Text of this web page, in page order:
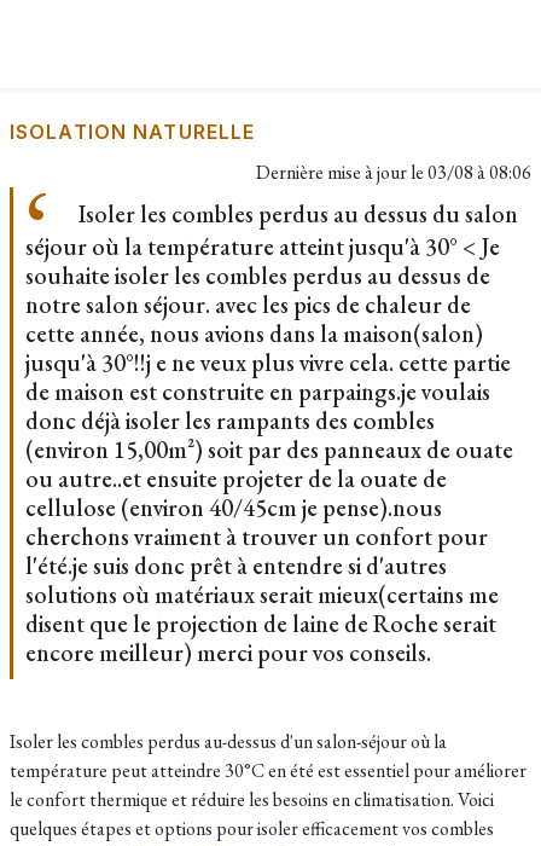
ISOLATION NATURELLE
Dernière mise à jour le03/08 à 08:06
Isoler les combles perdus au dessus du salon
séjour où la température atteint jusqu'à 30° < Je
souhaite isoler les combles perdus au dessus de
notre salon séjour. avec les pics de chaleur de
cette année, nous avions dans la maison(salon)
jusqu'à 30°!!j e ne veux plus vivre cela. cette partie
de maison est construite en parpaings.je voulais
donc déjà isoler les rampants des combles
(environ 15,00m²) soit par des panneaux de ouate
ou autre..et ensuite projeter de la ouate de
cellulose (environ 40/45cm je pense).nous
cherchons vraiment à trouver un confort pour
l'été.je suis donc prêt à entendre si d'autres
solutions où matériaux serait mieux(certains me
disent que le projection de laine de Roche serait
encore meilleur) merci pour vos conseils.
Isoler les combles perdus au-dessus d'un salon-séjour où la
température peut atteindre 30°C en été est essentiel pour améliorer
le confort thermique et réduire les besoins en climatisation. Voici
quelques étapes et options pour isoler efficacement vos combles